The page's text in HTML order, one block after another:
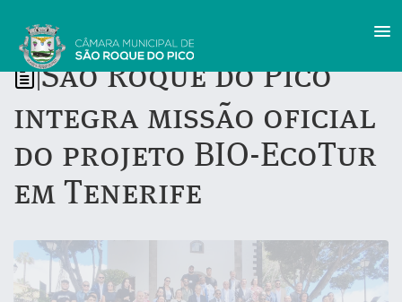
São Roque do Pico
integra missão oficial
do projeto BIO-EcoTur
em Tenerife